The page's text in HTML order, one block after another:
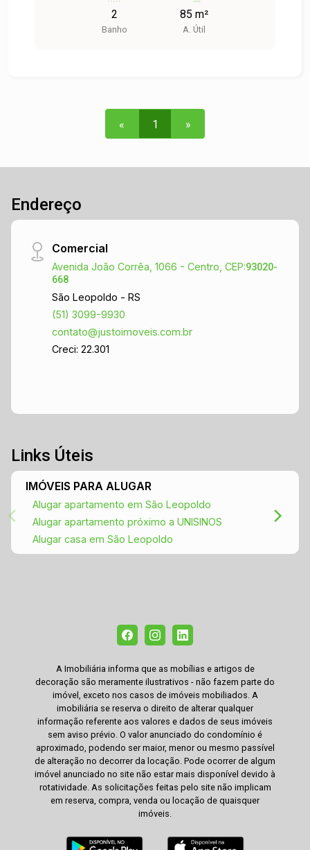
2
Banho
85 m²
A. Útil
« 1 »
Endereço
Comercial
Avenida João Corrêa, 1066 - Centro, CEP:93020-
668
São Leopoldo - RS
(51) 3099-9930
contato@justoimoveis.com.br
Creci: 22.301
Links Úteis
IMÓVEIS PARA ALUGAR
Alugar apartamento em São Leopoldo
Alugar apartamento próximo a UNISINOS
Alugar casa em São Leopoldo
A Imobiliária informa que as mobílias e artigos de
decoração são meramente ilustrativos - não fazem parte do
imóvel, exceto nos casos de imóveis mobiliados. A
imobiliária se reserva o direito de alterar qualquer
informação referente aos valores e dados de seus imóveis
sem aviso prévio. O valor anunciado do condomínio é
aproximado, podendo ser maior, menor ou mesmo passível
de alteração no decorrer da locação. Pode ocorrer de algum
imóvel anunciado no site não estar mais disponível devido à
rotatividade. As solicitações feitas pelo site não implicam
em reserva, compra, venda ou locação de quaisquer
imóveis.